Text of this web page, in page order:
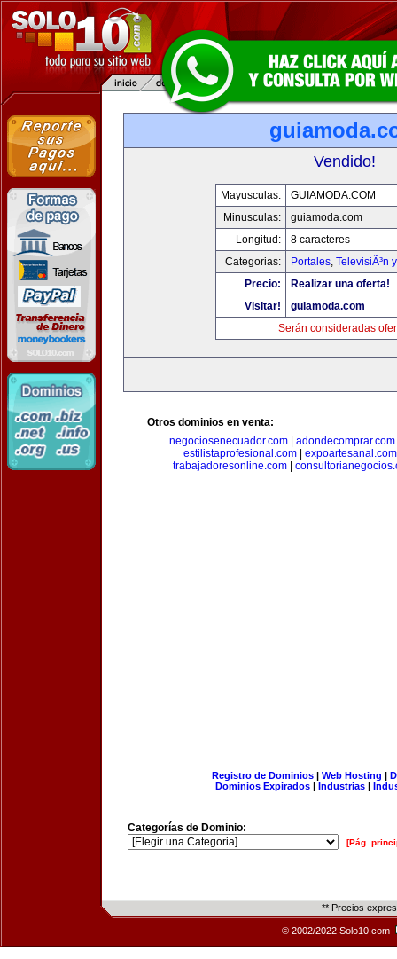
Vendido!
Mayusculas:
GUIAMODA.COM
Minusculas:
guiamoda.com
Longitud:
8 caracteres
Categorias:
Portales, TelevisiÃ³n
Precio:
Realizar una oferta!
Visitar!
guiamoda.com
Serán consideradas
Otros dominios en venta:
negociosenecuador.com| adondecomprar.com
estilistaprofesional.com
expoartesanal.com
trabajadoresonline.com
Registro de Dominios| Web Hosting |
Dominios Expirados | Industrias |
Categorías de Dominio:
[Pág.
** Precios
© 2002/2022 Solo10.com